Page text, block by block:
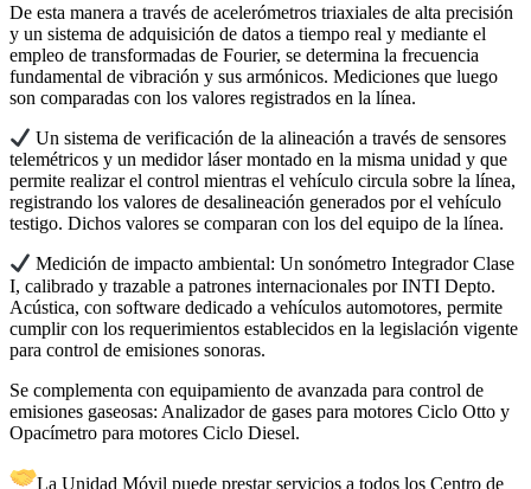
De esta manera a través de acelerómetros triaxiales de alta precisión
y un sistema de adquisición de datos a tiempo real y mediante el
empleo de transformadas de Fourier, se determina la frecuencia
fundamental de vibración y sus armónicos. Mediciones que luego
son comparadas con los valores registrados en la línea.
Un sistema de verificación de la alineación a través de sensores
telemétricos y un medidor láser montado en la misma unidad y que
permite realizar el control mientras el vehículo circula sobre la línea,
registrando los valores de desalineación generados por el vehículo
testigo. Dichos valores se comparan con los del equipo de la línea.
Medición de impacto ambiental: Un sonómetro Integrador Clase
I, calibrado y trazable a patrones internacionales por INTI Depto.
Acústica, con software dedicado a vehículos automotores, permite
cumplir con los requerimientos establecidos en la legislación vigente
para control de emisiones sonoras.
Se complementa con equipamiento de avanzada para control de
emisiones gaseosas: Analizador de gases para motores Ciclo Otto y
Opacímetro para motores Ciclo Diesel.
La Unidad Móvil puede prestar servicios a todos los Centro de